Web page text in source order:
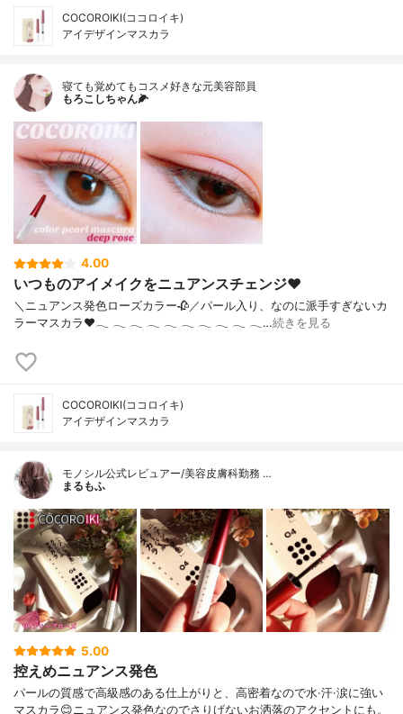
COCOROIKI(ココロイキ)
アイデザインマスカラ
寝ても覚めてもコスメ好きな元美容部員
もろこしちゃん🌽
4.00
いつものアイメイクをニュアンスチェンジ❤
＼ニュアンス発色ローズカラー‪🥀‬／パール入り、なのに派手すぎないカ
ラーマスカラ♥‪𓂃‬ ‪𓂃‬ ‪𓂃‬ ‪𓂃‬ ‪𓂃‬ ‪𓂃‬ ‪𓂃‬ ‪𓂃‬ ‪𓂃‬ ‪𓂃‬…続きを見る
COCOROIKI(ココロイキ)
アイデザインマスカラ
モノシル公式レビュアー/美容皮膚科勤務 …
まるもふ
5.00
控えめニュアンス発色
パールの質感で高級感のある仕上がりと、高密着なので水·汗·涙に強い
マスカラ😊ニュアンス発色なのでさりげないお洒落のアクセントにも。